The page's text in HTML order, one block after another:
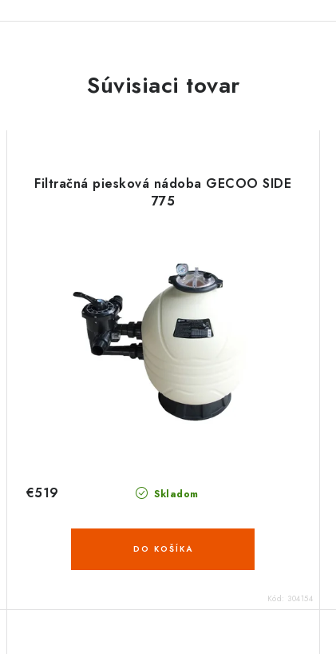
Súvisiaci tovar
Filtračná piesková nádoba GECOO SIDE
775
Skladom
€519
DO KOŠÍKA
Kód: 304154